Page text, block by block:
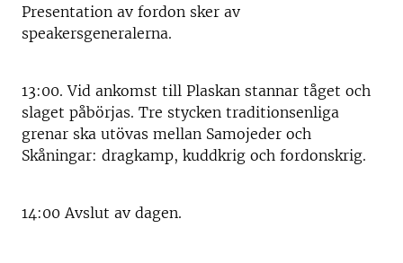
Presentation av fordon sker av
speakersgeneralerna.
13:00. Vid ankomst till Plaskan stannar tåget och
slaget påbörjas. Tre stycken traditionsenliga
grenar ska utövas mellan Samojeder och
Skåningar: dragkamp, kuddkrig och fordonskrig.
14:00 Avslut av dagen.